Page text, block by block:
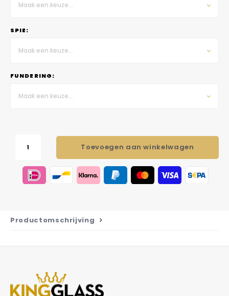
Maak een keuze...
SPIE:
Maak een keuze...
FUNDERING:
Maak een keuze...
Toevoegen aan winkelwagen
Productomschrijving